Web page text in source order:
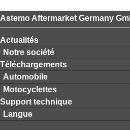
Astemo Aftermarket Germany
Actualités
Notre société
Téléchargements
Automobile
Motocyclettes
Support technique
Langue